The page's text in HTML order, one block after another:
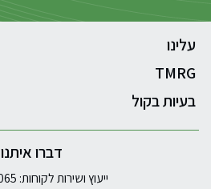
עלינו
TMRG
בעיות בקול
דברו איתנו
ייעוץ ושירות לקוחות: 03-7363065